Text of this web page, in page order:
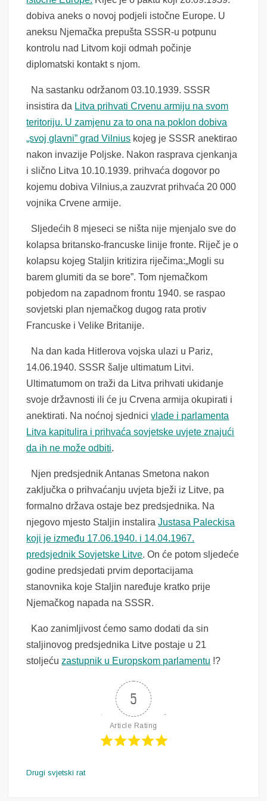
dobiva aneks o novoj podjeli istočne Europe. U
aneksu Njemačka prepušta SSSR-u potpunu
kontrolu nad Litvom koji odmah počinje
diplomatski kontakt s njom.
Na sastanku održanom 03.10.1939. SSSR
insistira da Litva prihvati Crvenu armiju na svom
teritoriju. U zamjenu za to ona na poklon dobiva
„svoj glavni” grad Vilnius kojeg je SSSR anektirao
nakon invazije Poljske. Nakon rasprava cjenkanja
i slično Litva 10.10.1939. prihvaća dogovor po
kojemu dobiva Vilnius,a zauzvrat prihvaća 20 000
vojnika Crvene armije.
Sljedećih 8 mjeseci se ništa nije mjenjalo sve do
kolapsa britansko-francuske linije fronte. Riječ je o
kolapsu kojeg Staljin kritizira riječima:„Mogli su
barem glumiti da se bore”. Tom njemačkom
pobjedom na zapadnom frontu 1940. se raspao
sovjetski plan njemačkog dugog rata protiv
Francuske i Velike Britanije.
Na dan kada Hitlerova vojska ulazi u Pariz,
14.06.1940. SSSR šalje ultimatum Litvi.
Ultimatumom on traži da Litva prihvati ukidanje
svoje državnosti ili će ju Crvena armija okupirati i
anektirati. Na noćnoj sjednicivlade i parlamenta
Litva kapitulira i prihvaća sovjetske uvjete znajući
da ih ne može odbiti.
Njen predsjednik Antanas Smetona nakon
zaključka o prihvaćanju uvjeta bježi iz Litve, pa
formalno država ostaje bez predsjednika. Na
njegovo mjesto Staljin instaliraJustasa Paleckisa
koji je između 17.06.1940. i 14.04.1967.
predsjednik Sovjetske Litve. On će potom sljedeće
godine predsjedati prvim deportacijama
stanovnika koje Staljin naređuje kratko prije
Njemačkog napada na SSSR.
Kao zanimljivost ćemo samo dodati da sin
staljinovog predsjednika Litve postaje u 21
stoljećuzastupnik u Europskom parlamentu !?
5
Article Rating
Drugi svjetski rat